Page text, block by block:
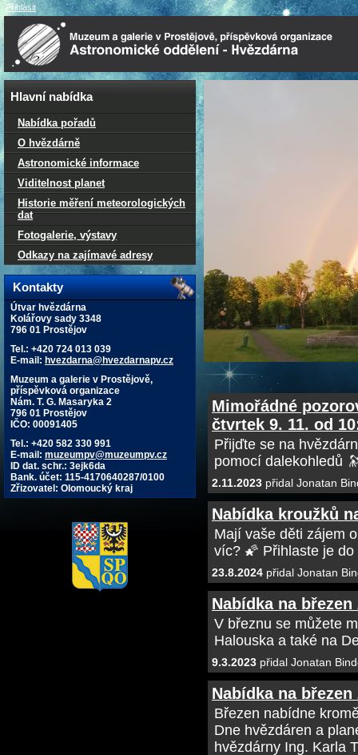
Hlavní nabídka
Nabídka pořadů
O hvězdárně
Astronomické informace
Viditelnost planet
Historie měření meteorologických
dat
Fotogalerie, výstavy
Odkazy na zajímavé adresy
Kontakty
Útvar hvězdárna
Kolářovy sady 3348
796 01 Prostějov
Tel.: +420 724 013 039
E-mail: hvezdarna@hvezdarnapv.cz
Muzeum a galerie v Prostějově,
příspěvková organizace
Nám. T. G. Masaryka 2
796 01 Prostějov
IČO: 00091405
Tel.: +420 582 330 991
E-mail: muzeumpv@muzeumpv.cz
ID dat. schr.: 3ejk6da
Bank. účet: 115-4170640287/0100
Zřizovatel: Olomoucký kraj
Mimořádné
čtvrtek 9. 11. od
Přijďte se na
pomocí dalekohledů
2.11.2023 přidal Jonatan
Nabídka kroužků
Mají vaše děti zájem
víc? 🌠 Přihlaste je
23.8.2024 přidal Jonatan
Nabídka na březen
V březnu se můžete
Halouska a také na
9.3.2023 přidal Jonatan
Nabídka na březen
Březen nabídne
Dne hvězdáren a
hvězdárny Ing. Karla
Přihlásit